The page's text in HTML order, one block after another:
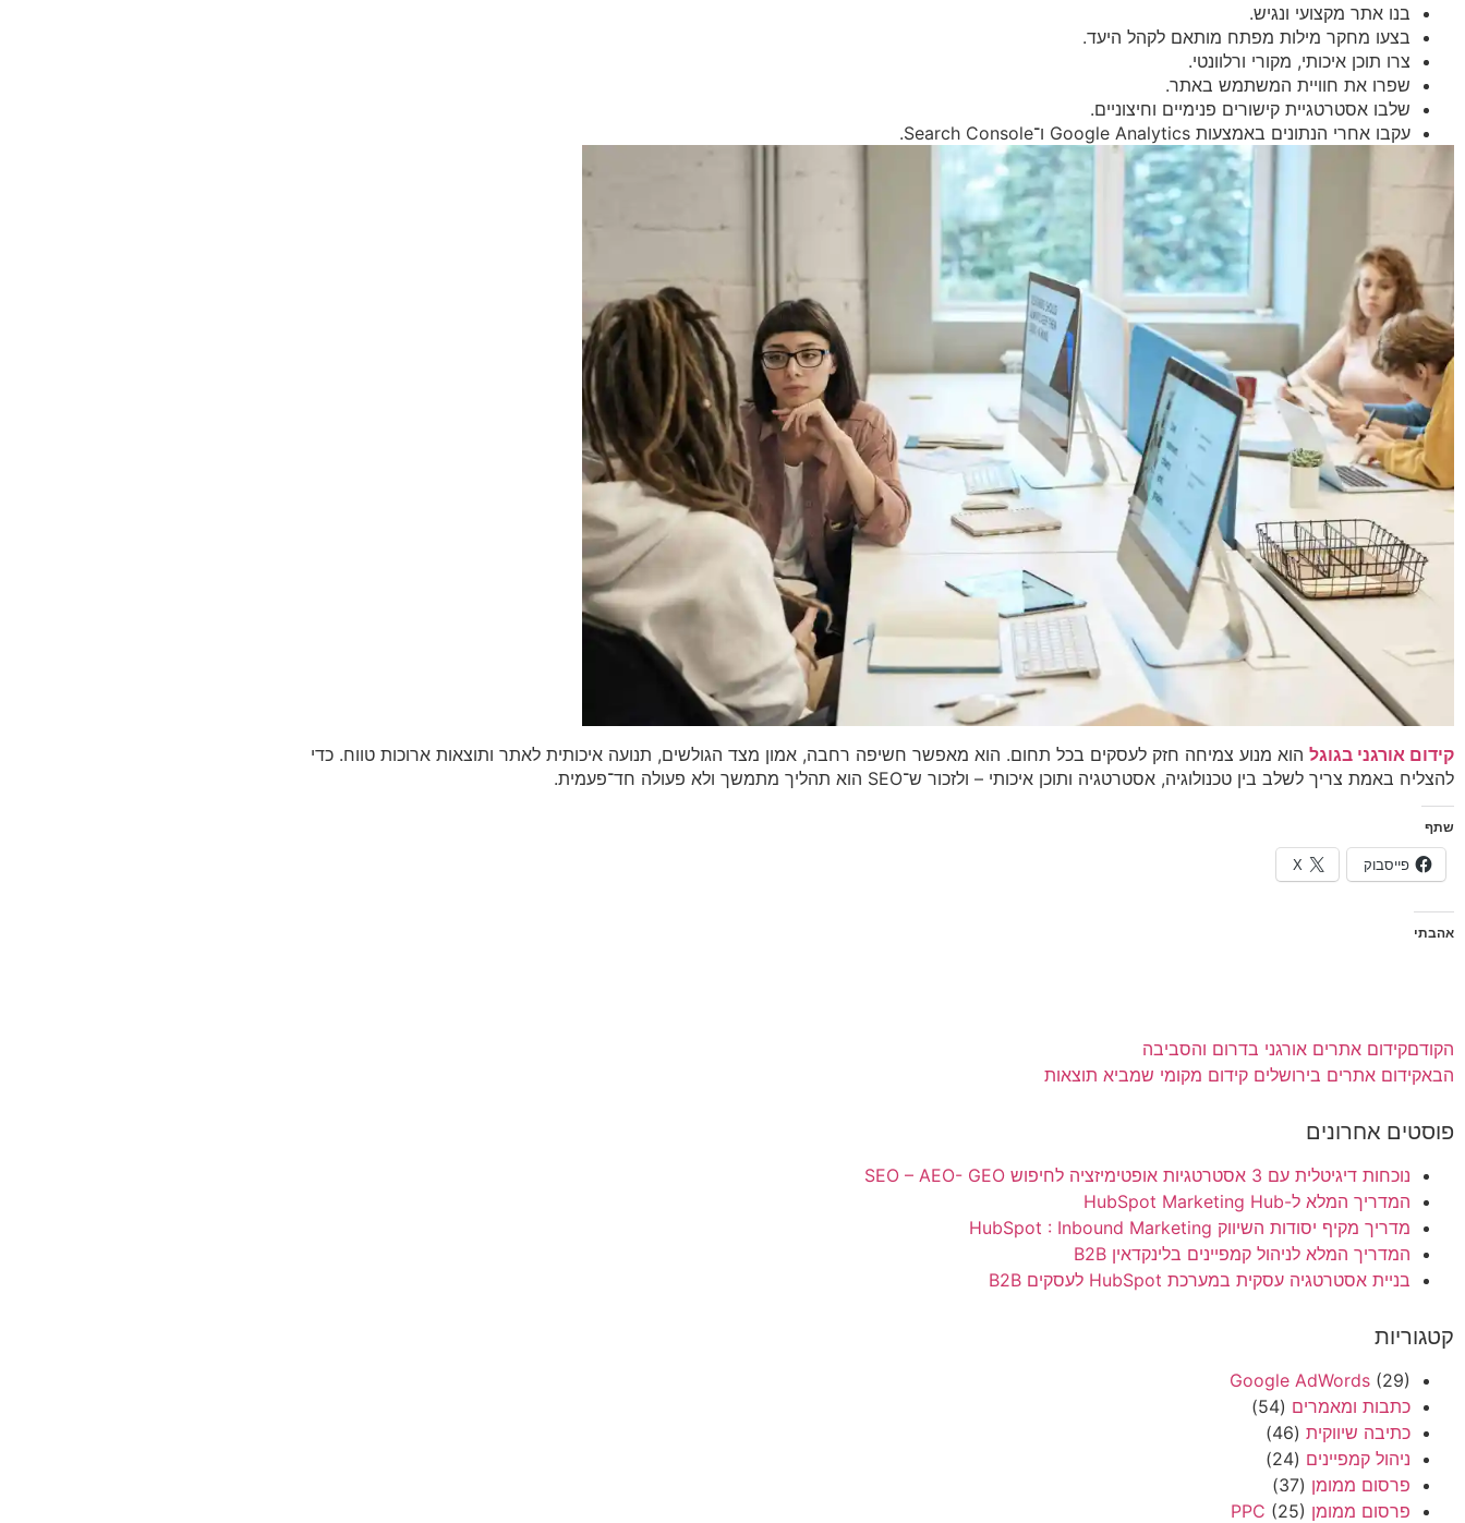
בנו אתר מקצועי ונגיש.
בצעו מחקר מילות מפתח מותאם לקהל היעד.
צרו תוכן איכותי, מקורי ורלוונטי.
שפרו את חוויית המשתמש באתר.
שלבו אסטרטגיית קישורים פנימיים וחיצוניים.
עקבו אחרי הנתונים באמצעות Google Analytics ו־Search Console.
קידום אורגני בגוגל הוא מנוע צמיחה חזק לעסקים בכל תחום. הוא מאפשר חשיפה רחבה, אמון מצד הגולשים, תנועה איכותית לאתר ותוצאות ארוכות טווח. כדי
להצליח באמת צריך לשלב בין טכנולוגיה, אסטרטגיה ותוכן איכותי – ולזכור ש־SEO הוא תהליך מתמשך ולא פעולה חד־פעמית.
שתף
פייסבוק X
אהבתי
הקודםקידום אתרים אורגני בדרום והסביבה
הבאקידום אתרים בירושלים קידום מקומי שמביא תוצאות
פוסטים אחרונים
נוכחות דיגיטלית עם 3 אסטרטגיות אופטימיזציה לחיפוש SEO – AEO- GEO
המדריך המלא ל-HubSpot Marketing Hub
מדריך מקיף יסודות השיווק HubSpot : Inbound Marketing
המדריך המלא לניהול קמפיינים בלינקדאין B2B
בניית אסטרטגיה עסקית במערכת HubSpot לעסקים B2B
קטגוריות
Google AdWords (29)
כתבות ומאמרים (54)
כתיבה שיווקית (46)
ניהול קמפיינים (24)
פרסום ממומן (37)
פרסום ממומן PPC (25)